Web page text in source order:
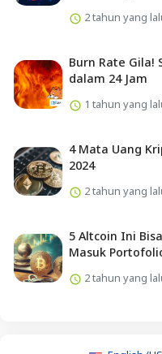
2 tahun yang
Burn Rate Gila!
dalam 24 Jam
1 tahun yang
4 Mata Uang
2024
2 tahun yang
5 Altcoin Ini
Masuk
2 tahun yang